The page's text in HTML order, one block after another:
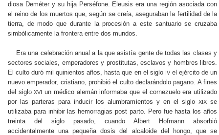
diosa Deméter y su hija Perséfone. Eleusis era una región asociada con
el reino de los muertos que, según se creía, aseguraban la fertilidad de la
tierra, de modo que durante la procesión a este santuario se cruzaba
simbólicamente la frontera entre dos mundos.
Era una celebración anual a la que asistía gente de todas las clases y
sectores sociales, emperadores y prostitutas, esclavos y hombres libres.
El culto duró mil quinientos años, hasta que en el siglo IVel ejército de un
nuevo emperador, cristiano, prohibió el culto declarándolo pagano. A fines
del sigloXVI un médico alemán informaba que el cornezuelo era utilizado
por las parteras para inducir los alumbramientos y en el siglo XIXse
utilizaba para inhibir las hemorragias post parto. Pero fue hasta los años
treinta del siglo pasado, cuando Albert Hofmann absorbió
accidentalmente una pequeña dosis del alcaloide del hongo, que se